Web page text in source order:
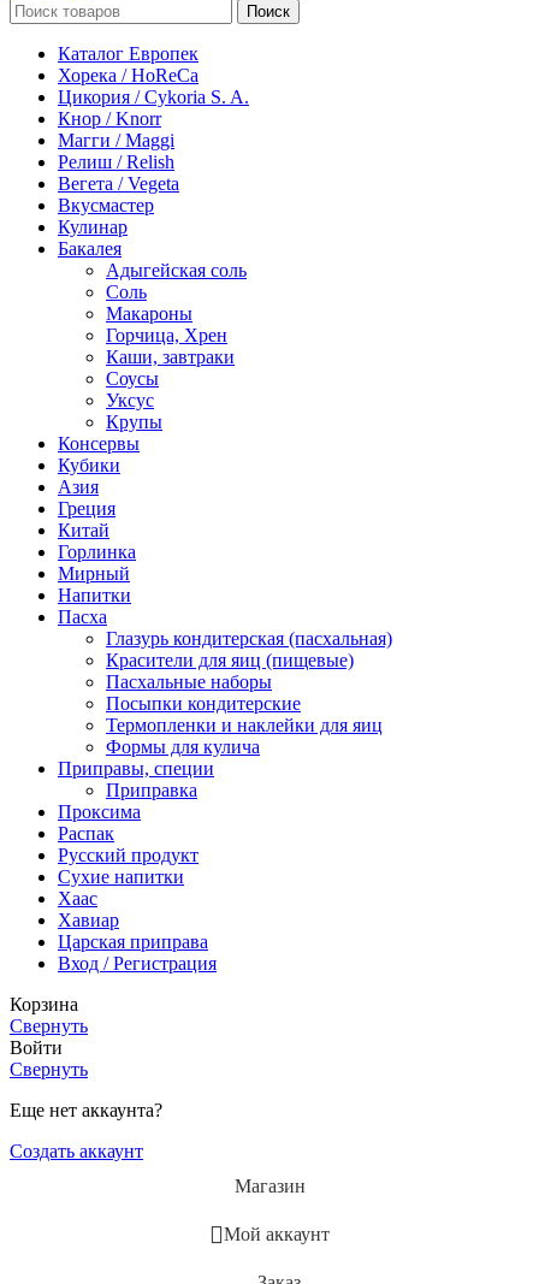
Поиск
Каталог Европек
Хорека / HoReCa
Цикория / Cykoria S. A.
Кнор / Knorr
Магги / Maggi
Релиш / Relish
Вегета / Vegeta
Вкусмастер
Кулинар
Бакалея
Адыгейская соль
Соль
Макароны
Горчица, Хрен
Каши, завтраки
Соусы
Уксус
Крупы
Консервы
Кубики
Азия
Греция
Китай
Горлинка
Мирный
Напитки
Пасха
Глазурь кондитерская (пасхальная)
Красители для яиц (пищевые)
Пасхальные наборы
Посыпки кондитерские
Термопленки и наклейки для яиц
Формы для кулича
Приправы, специи
Приправка
Проксима
Распак
Русский продукт
Сухие напитки
Хаас
Хавиар
Царская приправа
Вход / Регистрация
Корзина
Свернуть
Войти
Свернуть
Еще нет аккаунта?
Создать аккаунт
Магазин
Мой аккаунт